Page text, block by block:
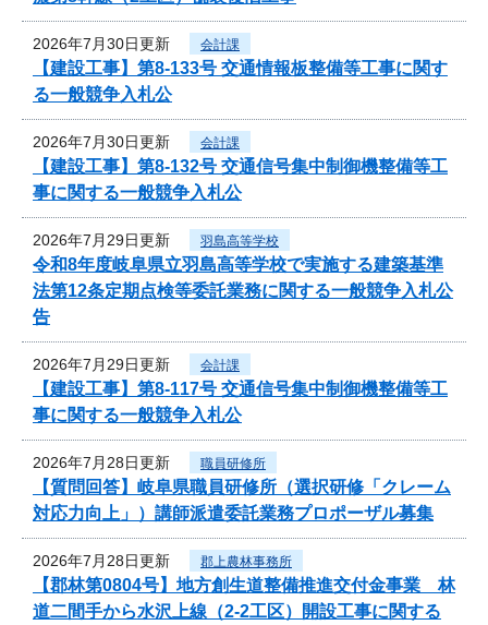
2026年7月30日更新 会計課
【建設工事】第8-133号 交通情報板整備等工事に関す
る一般競争入札公
2026年7月30日更新 会計課
【建設工事】第8-132号 交通信号集中制御機整備等工
事に関する一般競争入札公
2026年7月29日更新 羽島高等学校
令和8年度岐阜県立羽島高等学校で実施する建築基準
法第12条定期点検等委託業務に関する一般競争入札公
告
2026年7月29日更新 会計課
【建設工事】第8-117号 交通信号集中制御機整備等工
事に関する一般競争入札公
2026年7月28日更新 職員研修所
【質問回答】岐阜県職員研修所（選択研修「クレーム
対応力向上」）講師派遣委託業務プロポーザル募集
2026年7月28日更新 郡上農林事務所
【郡林第0804号】地方創生道整備推進交付金事業 林
道二間手から水沢上線（2-2工区）開設工事に関する